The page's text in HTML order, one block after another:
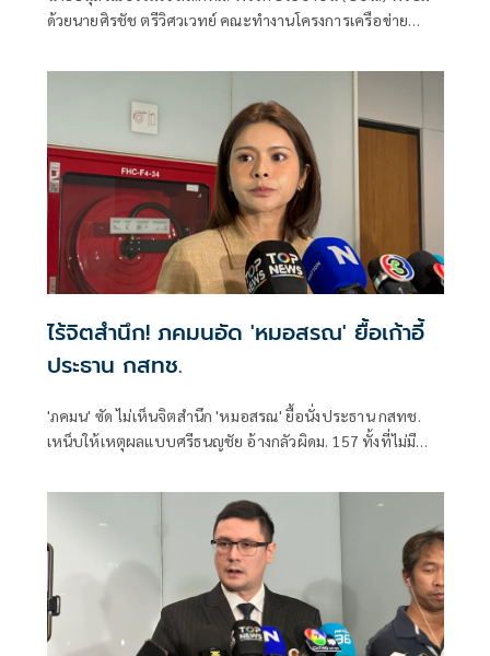
ด้วยนายศิรชัช ตรีวิศวเวทย์ คณะทำงานโครงการเครือข่าย
พัฒนาอย่างยั่งยืน แถลงคัดค้านการเยือนไทยอย่างเป็นทางการ
ไร้จิตสำนึก! ภคมนอัด 'หมอสรณ' ยื้อเก้าอี้
ประธาน กสทช.
'ภคมน' ซัด ไม่เห็นจิตสำนึก 'หมอสรณ' ยื้อนั่งประธาน กสทช.
เหน็บให้เหตุผลแบบศรีธนญชัย อ้างกลัวผิดม. 157 ทั้งที่ไม่มี
ตำแหน่งได้แล้ว